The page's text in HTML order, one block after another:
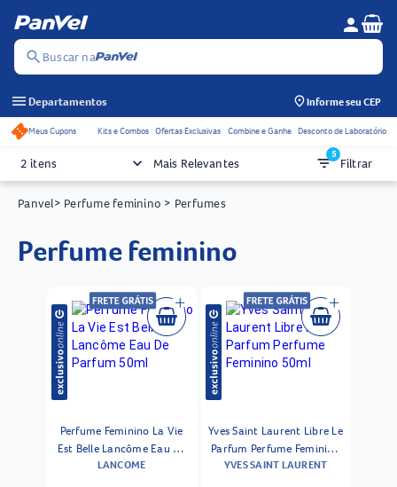
search Buscar na
Menu do
person
menu Departamentos Informe seu CEP
Acessos rápidos do cabeçalho
Meus Cupons Kits e Combos Ofertas Exclusivas Combine e Ganhe Desconto de Laboratório
2 itens keyboard_arrow_down Mais Relevantes filter_list5
Filtrar
Panvel> Perfume feminino > Perfumes
perfume feminino
Perfume Feminino La Vie
Est Belle Lancôme Eau De
Parfum 50ml
LANCOME
Yves Saint Laurent Libre Le
Parfum Perfume Feminino
50ml
YVES SAINT LAURENT